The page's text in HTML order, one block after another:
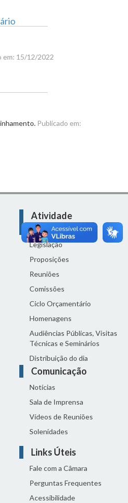
em: 15/12/2022
Publicado em:
Atividade
Legislativa
Legislação
Proposições
Reuniões
Comissões
Ciclo Orçamentário
Homenagens
Audiências Públicas, Visitas
Técnicas e Seminários
Distribuição do dia
Comunicação
Notícias
Sala de Imprensa
Vídeos de Reuniões
Solenidades
Links Úteis
Fale com a Câmara
Perguntas Frequentes
Acessibilidade